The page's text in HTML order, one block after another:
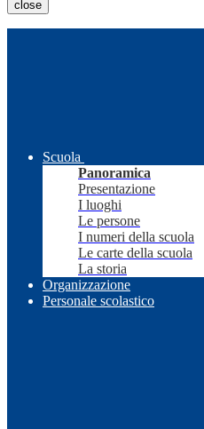
close
Scuola
Panoramica
Presentazione
I luoghi
Le persone
I numeri della scuola
Le carte della scuola
La storia
Organizzazione
Personale scolastico